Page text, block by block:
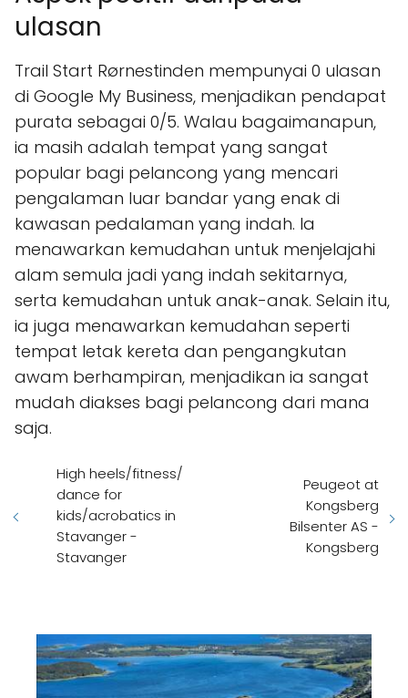
ulasan
Trail Start Rørnestinden mempunyai 0 ulasan
di Google My Business, menjadikan pendapat
purata sebagai 0/5. Walau bagaimanapun,
ia masih adalah tempat yang sangat
popular bagi pelancong yang mencari
pengalaman luar bandar yang enak di
kawasan pedalaman yang indah. Ia
menawarkan kemudahan untuk menjelajahi
alam semula jadi yang indah sekitarnya,
serta kemudahan untuk anak-anak. Selain itu,
ia juga menawarkan kemudahan seperti
tempat letak kereta dan pengangkutan
awam berhampiran, menjadikan ia sangat
mudah diakses bagi pelancong dari mana
saja.
High heels/fitness/
dance for
kids/acrobatics in
Stavanger -
Stavanger
Peugeot at
Kongsberg
Bilsenter AS -
Kongsberg